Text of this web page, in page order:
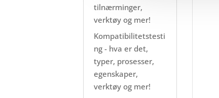
tilnærminger,
verktøy og mer!
Kompatibilitetstesti
ng - hva er det,
typer, prosesser,
egenskaper,
verktøy og mer!